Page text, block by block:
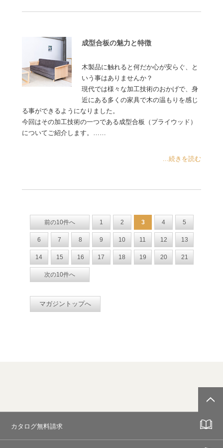
成型合板の魅力と特徴
木製品に触れると何だか心が安らぐ、と
いう事はありませんか？
現代では様々な加工技術のおかげで、身
近にある多くの家具で木の温もりを感じ
る事ができるようになりました。
今回はその加工技術の一つである成型合板（プライウッド）
についてご紹介します。……
...続きを読む
前の10件へ 1 2 3 4 5
6 7 8 9 10 11 12 13
14 15 16 17 18 19 20 21
次の10件へ
マガジントップへ
カタログ無料請求